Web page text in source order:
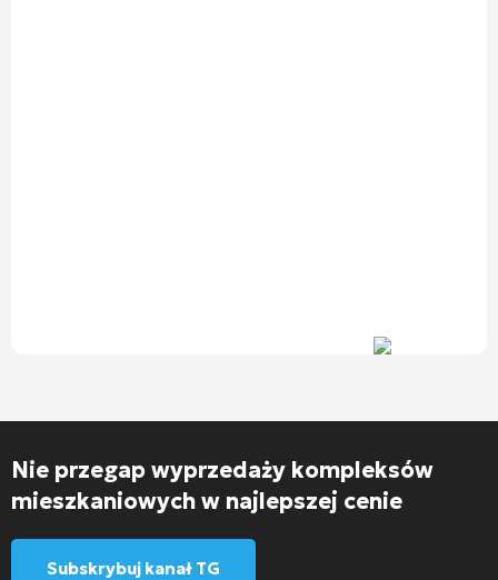
Nie przegap wyprzedaży kompleksów
mieszkaniowych w najlepszej cenie
Subskrybuj kanał TG